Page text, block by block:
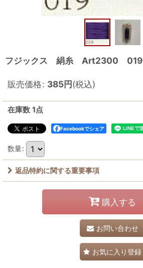
フジックス 絹糸 Art2300 019
販売価格: 385円(税込)
在庫数 1点
Facebookでシェア
数量:
返品特約に関する重要事項
購入する
お問い合わせ
お気に入り登録